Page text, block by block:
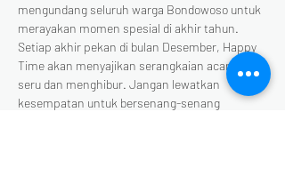
mengundang seluruh warga Bondowoso untuk
merayakan momen spesial di akhir tahun.
Setiap akhir pekan di bulan Desember, Happy
Time akan menyajikan serangkaian acara yang
seru dan menghibur. Jangan lewatkan
kesempatan untuk bersenang-senang